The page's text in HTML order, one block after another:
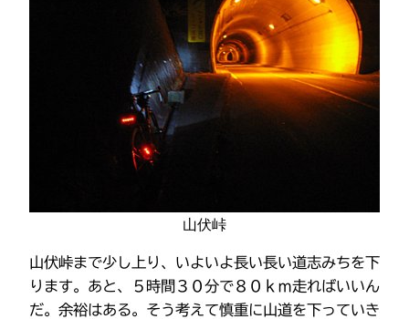
山伏峠
山伏峠まで少し上り、いよいよ長い長い道志みちを下
ります。あと、５時間３０分で８０ｋｍ走ればいいん
だ。余裕はある。そう考えて慎重に山道を下っていき